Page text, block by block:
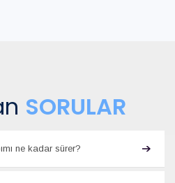
SORULAR
ne kadar sürer?